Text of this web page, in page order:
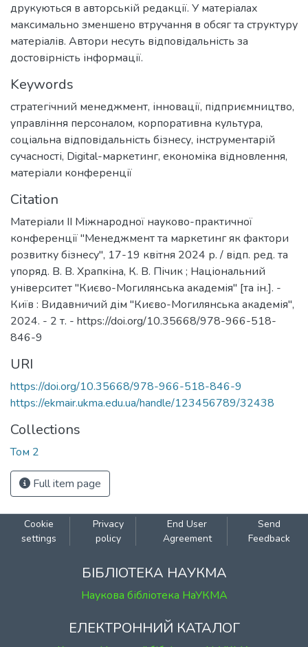
друкуються в авторській редакції. У матеріалах
максимально зменшено втручання в обсяг та структуру
матеріалів. Автори несуть відповідальність за
достовірність інформації.
Keywords
стратегічний менеджмент, інновації, підприємництво,
управління персоналом, корпоративна культура,
соціальна відповідальність бізнесу, інструментарій
сучасності, Digital-маркетинг, економіка відновлення,
матеріали конференції
Citation
Матеріали ІІ Міжнародної науково-практичної
конференції "Менеджмент та маркетинг як фактори
розвитку бізнесу", 17-19 квітня 2024 р. / відп. ред. та
упоряд. В. В. Храпкіна, К. В. Пічик ; Національний
університет "Києво-Могилянська академія" [та ін.]. -
Київ : Видавничий дім "Києво-Могилянська академія",
2024. - 2 т. - https://doi.org/10.35668/978-966-518-
846-9
URI
https://doi.org/10.35668/978-966-518-846-9
https://ekmair.ukma.edu.ua/handle/123456789/32438
Collections
Том 2
Full item page
Cookie
settings
Privacy
policy
End User
Agreement
Send
Feedback
БІБЛІОТЕКА НАУКМА
Наукова бібліотека НаУКМА
ЕЛЕКТРОННИЙ КАТАЛОГ